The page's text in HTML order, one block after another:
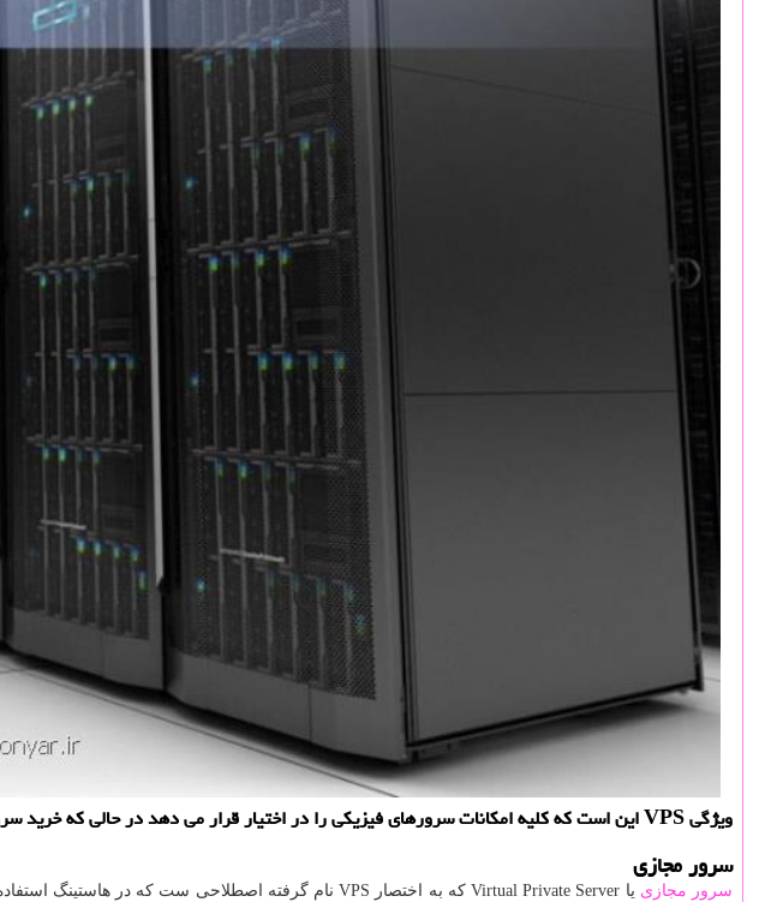
ویژگی VPS این است كه كلیه امكانات سرورهای فیزیكی را در اختیار قرار می دهد در حالی كه خرید سرور مجازی هزینه ای بسیار كمتر برای كاربران به همراه دارد.
سرور مجازی
سرور مجازی یا Virtual Private Server که به اختصار VPSنام گرفته اصطلاحی ست که در هاستینگ